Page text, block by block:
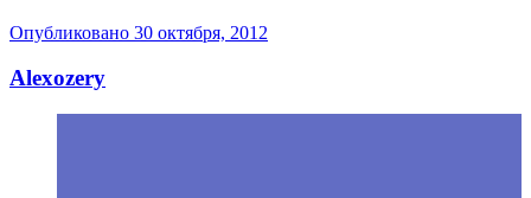
Опубликовано 30 октября, 2012
Alexozery